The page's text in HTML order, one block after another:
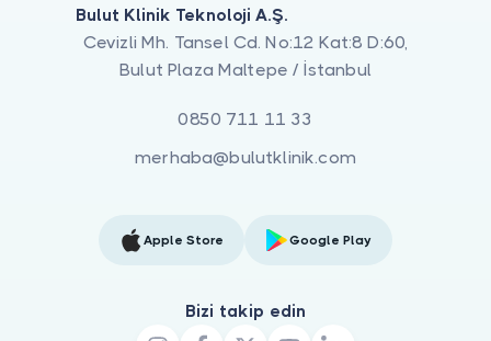
Bulut Klinik Teknoloji A.Ş.
Cevizli Mh. Tansel Cd. No:12 Kat:8 D:60,
Bulut Plaza Maltepe / İstanbul
0850 711 11 33
merhaba@bulutklinik.com
Apple Store Google Play
Bizi takip edin